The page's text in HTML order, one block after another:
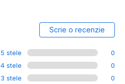
Scrie o recenzie
5 stele
0
4 stele
0
3 stele
0